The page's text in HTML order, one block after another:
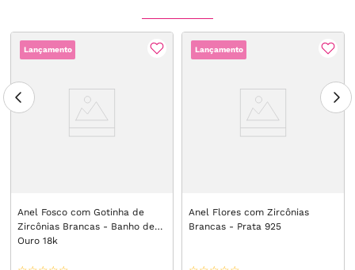
Lançamento
Anel Fosco com Gotinha de
Zircônias Brancas - Banho de
Ouro 18k
Lançamento
Anel Flores com Zircônias
Brancas - Prata 925